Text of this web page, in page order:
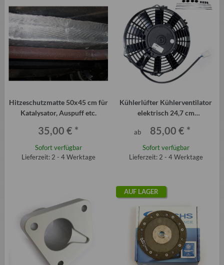
Hitzeschutzmatte 50x45 cm für
Katalysator, Auspuff etc.
35,00 € *
Sofort verfügbar
Lieferzeit: 2 - 4 Werktage
Kühlerlüfter Kühlerventilator
elektrisch 24,7 cm
ab 85,00 € *
Sofort verfügbar
Lieferzeit: 2 - 4 Werktage
AUF LAGER